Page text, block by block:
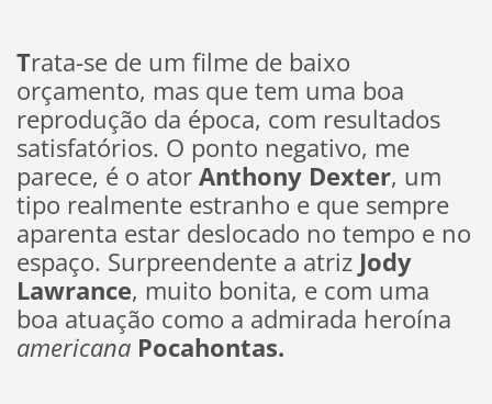
Trata-se de um filme de baixo
orçamento, mas que tem uma boa
reprodução da época, com resultados
satisfatórios. O ponto negativo, me
parece, é o atorAnthony Dexter, um
tipo realmente estranho e que sempre
aparenta estar deslocado no tempo e no
espaço. Surpreendente a atriz Jody
Lawrance, muito bonita, e com uma
boa atuação como a admirada heroína
americana Pocahontas.